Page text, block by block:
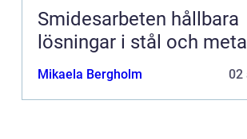
Smidesarbeten hållbara
lösningar i stål och metall
Mikaela Bergholm 02